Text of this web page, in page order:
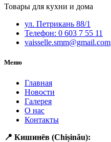
Товары для кухни и дома
ул. Петрикань 88/1
Телефон: 0 603 7 55 11
vaisselle.smm@gmail.com
Меню
Главная
Новости
Галерея
О нас
Контакты
📍 Кишинёв (Chișinău):